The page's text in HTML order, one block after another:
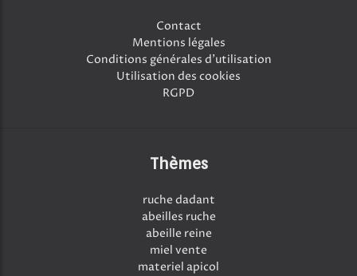
Contact
Mentions légales
Conditions générales d'utilisation
Utilisation des cookies
RGPD
Thèmes
ruche dadant
abeilles ruche
abeille reine
miel vente
materiel apicol